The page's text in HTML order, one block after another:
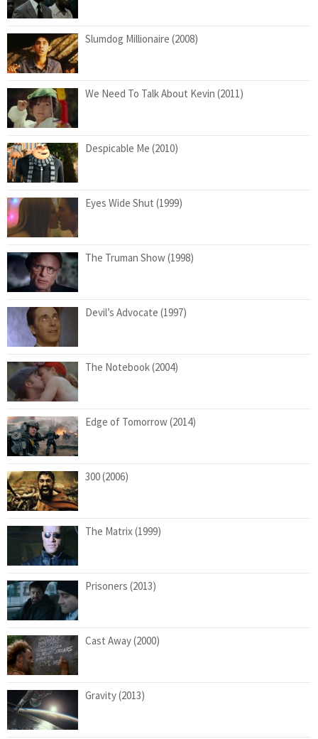
Slumdog Millionaire (2008)
We Need To Talk About Kevin (2011)
Despicable Me (2010)
Eyes Wide Shut (1999)
The Truman Show (1998)
Devil’s Advocate (1997)
The Notebook (2004)
Edge of Tomorrow (2014)
300 (2006)
The Matrix (1999)
Prisoners (2013)
Cast Away (2000)
Gravity (2013)